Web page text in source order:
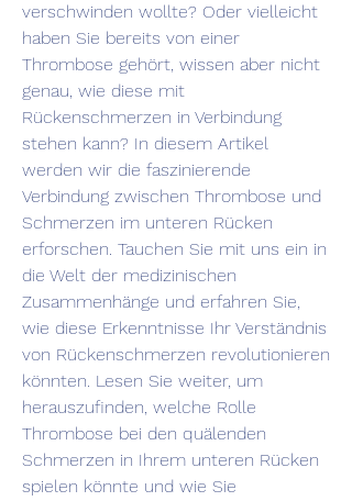
verschwinden wollte? Oder vielleicht
haben Sie bereits von einer
Thrombose gehört, wissen aber nicht
genau, wie diese mit
Rückenschmerzen in Verbindung
stehen kann? In diesem Artikel
werden wir die faszinierende
Verbindung zwischen Thrombose und
Schmerzen im unteren Rücken
erforschen. Tauchen Sie mit uns ein in
die Welt der medizinischen
Zusammenhänge und erfahren Sie,
wie diese Erkenntnisse Ihr Verständnis
von Rückenschmerzen revolutionieren
könnten. Lesen Sie weiter, um
herauszufinden, welche Rolle
Thrombose bei den quälenden
Schmerzen in Ihrem unteren Rücken
spielen könnte und wie Sie